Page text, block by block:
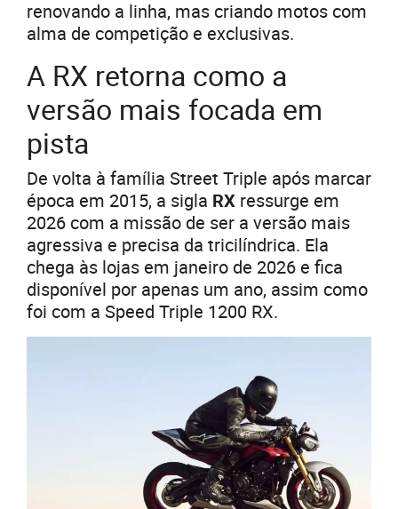
renovando a linha, mas criando motos com
alma de competição e exclusivas.
A RX retorna como a
versão mais focada em
pista
De volta à família Street Triple após marcar
época em 2015, a sigla RX ressurge em
2026 com a missão de ser a versão mais
agressiva e precisa da tricilíndrica. Ela
chega às lojas em janeiro de 2026 e fica
disponível por apenas um ano, assim como
foi com a Speed Triple 1200 RX.